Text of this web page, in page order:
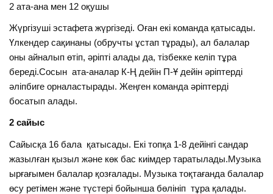
2 ата-ана мен 12 оқушы
Жүргізуші эстафета жүргізеді. Оған екі команда қатысады.
Үлкендер сақинаны (обручты ұстап тұрады), ал балалар
оны айналып өтіп, әріпті алады да, тізбекке келіп тұра
береді.Сосын ата-аналар К-Ң дейін П-Ұ дейін әріптерді
әліпбиге орналастырады. Жеңген команда әріптерді
босатып алады.
2 сайыс
Сайысқа 16 бала қатысады. Екі топқа 1-8 дейінгі сандар
жазылған қызыл және көк бас киімдер таратылады.Музыка
ырғағымен балалар қозғалады. Музыка тоқтағанда балалар
өсу ретімен және түстері бойынша бөлініп тұра қалады.